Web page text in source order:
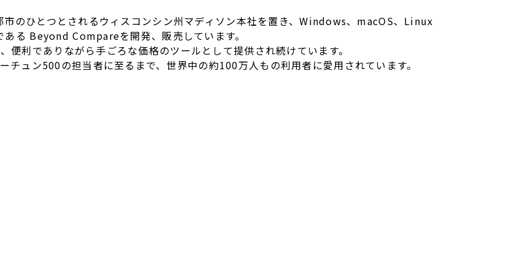
のひとつとされるウィスコンシン州マディソン本社を置き、Windows、macOS、Linux
る Beyond Compareを開発、販売しています。
利でありながら手ごろな価格のツールとして提供され続けています。
ュン500の担当者に至るまで、世界中の約100万人もの利用者に愛用されています。